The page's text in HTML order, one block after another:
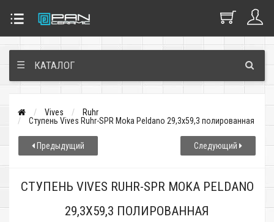
☰ КАТАЛОГ
Vives
Ruhr
Ступень Vives Ruhr-SPR Moka Peldano 29,3x59,3 полированная
Предыдущий Следующий
СТУПЕНЬ VIVES RUHR-SPR MOKA PELDANO
29,3X59,3 ПОЛИРОВАННАЯ